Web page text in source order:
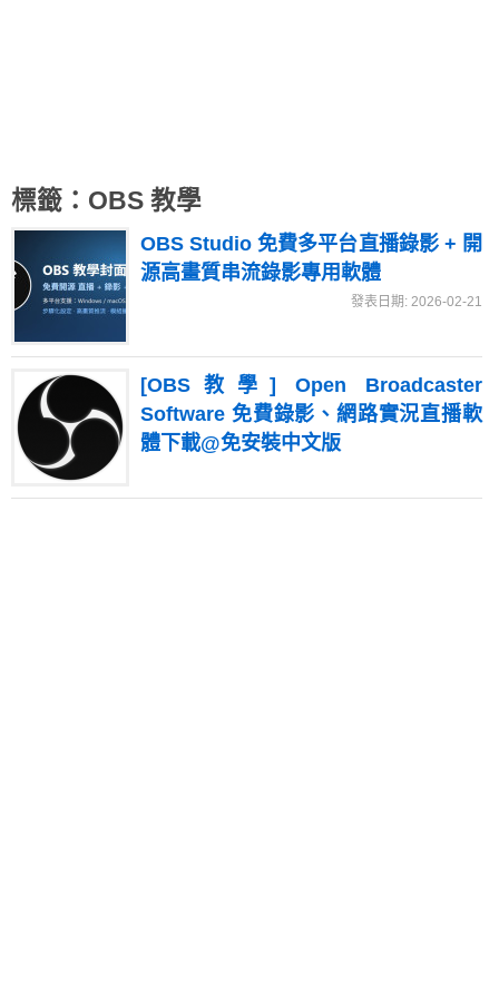
標籤：OBS 教學
OBS Studio 免費多平台直播錄影 + 開
源高畫質串流錄影專用軟體
發表日期: 2026-02-21
[OBS教學] Open Broadcaster
Software 免費錄影、網路實況直播軟
體下載@免安裝中文版